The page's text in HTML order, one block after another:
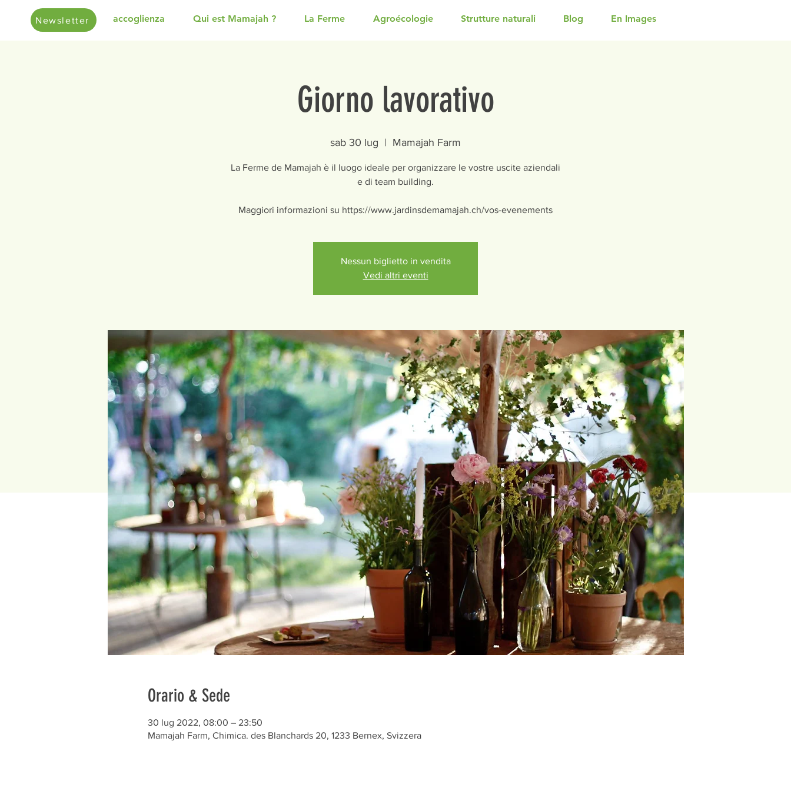
Newsletter accoglienza Qui est Mamajah ? La Ferme Agroécologie Strutture naturali Blog En Images
Giorno lavorativo
sab 30 lug
  |
Mamajah Farm
La Ferme de Mamajah è il luogo ideale per organizzare le vostre uscite aziendali
e di team building.
Maggiori informazioni su https://www.jardinsdemamajah.ch/vos-evenements
Nessun biglietto in vendita
Vedi altri eventi
Orario & Sede
30 lug 2022, 08:00 – 23:50
Mamajah Farm, Chimica. des Blanchards 20, 1233 Bernex, Svizzera